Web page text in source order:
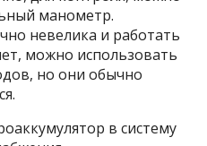
манометр.
невелика и работать
можно использовать
но они обычно